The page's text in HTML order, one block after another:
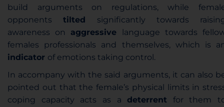
build arguments on regulations, while
opponentstilted significantly towards
awareness on aggressive language towards
females professionals and themselves, which is
indicator of emotions taking control.
In accompany with the said arguments, it can also
pointed out that the female’s physical limits in
coping capacity acts as a deterrent for them